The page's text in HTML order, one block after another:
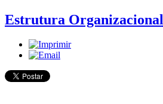
Estrutura Organizacional